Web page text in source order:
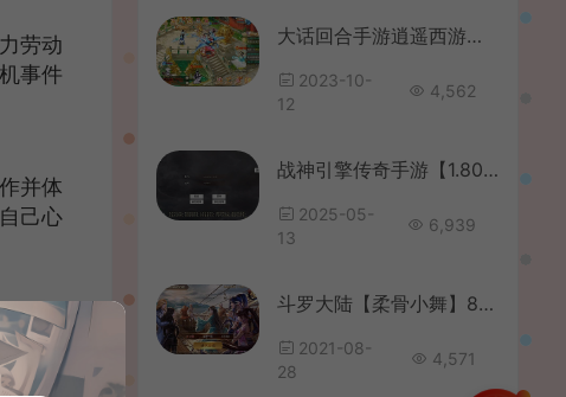
劳动
事件
并体
己心
之
大话回合手游逍遥西游之【情缘西游超变精修端】最新整理LINUX手工服务端+安卓+GM后台+详细搭建教程
2023-10-
12
4,562
战神引擎传奇手游【1.80英雄降临-DRQ全新引擎基础版】最新整理Win系服务端+GM授权后台+安卓+详细搭建教程
2025-05-
13
6,939
斗罗大陆【柔骨小舞】8月最新整理手工端+安卓+详细搭建教程+授权后台
2021-08-
28
4,571